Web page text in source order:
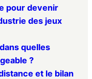
pour devenir
des jeux
quelles
?
et le bilan